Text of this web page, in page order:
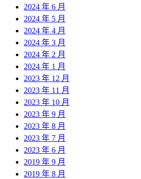
2024 年 6 月
2024 年 5 月
2024 年 4 月
2024 年 3 月
2024 年 2 月
2024 年 1 月
2023 年 12 月
2023 年 11 月
2023 年 10 月
2023 年 9 月
2023 年 8 月
2023 年 7 月
2023 年 6 月
2019 年 9 月
2019 年 8 月